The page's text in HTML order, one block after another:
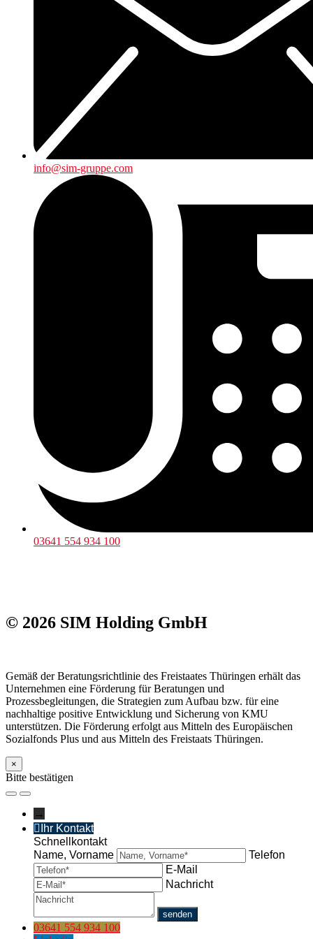
info@sim-gruppe.com
03641 554 934 100
© 2026 SIM Holding GmbH
Gemäß der Beratungsrichtlinie des Freistaates Thüringen erhält das
Unternehmen eine Förderung für Beratungen und
Prozessbegleitungen, die Strategien zum Aufbau bzw. für eine
nachhaltige positive Entwicklung und Sicherung von KMU
unterstützen. Die Förderung erfolgt aus Mitteln des Europäischen
Sozialfonds Plus und aus Mitteln des Freistaats Thüringen.
×
Bitte bestätigen
→
Ihr Kontakt
Schnellkontakt
Name, Vorname
Telefon
E-Mail
Nachricht
03641 554 934 100